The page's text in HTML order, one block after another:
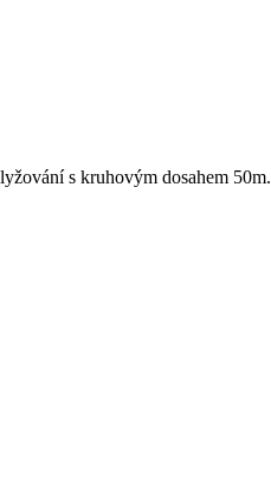
s kruhovým dosahem 50m.